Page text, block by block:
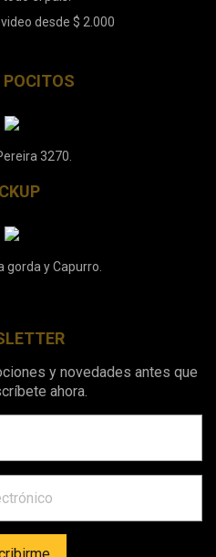
desde $ 2.000
POCITOS
3270.
gorda y Capurro.
y novedades antes que
ahora.